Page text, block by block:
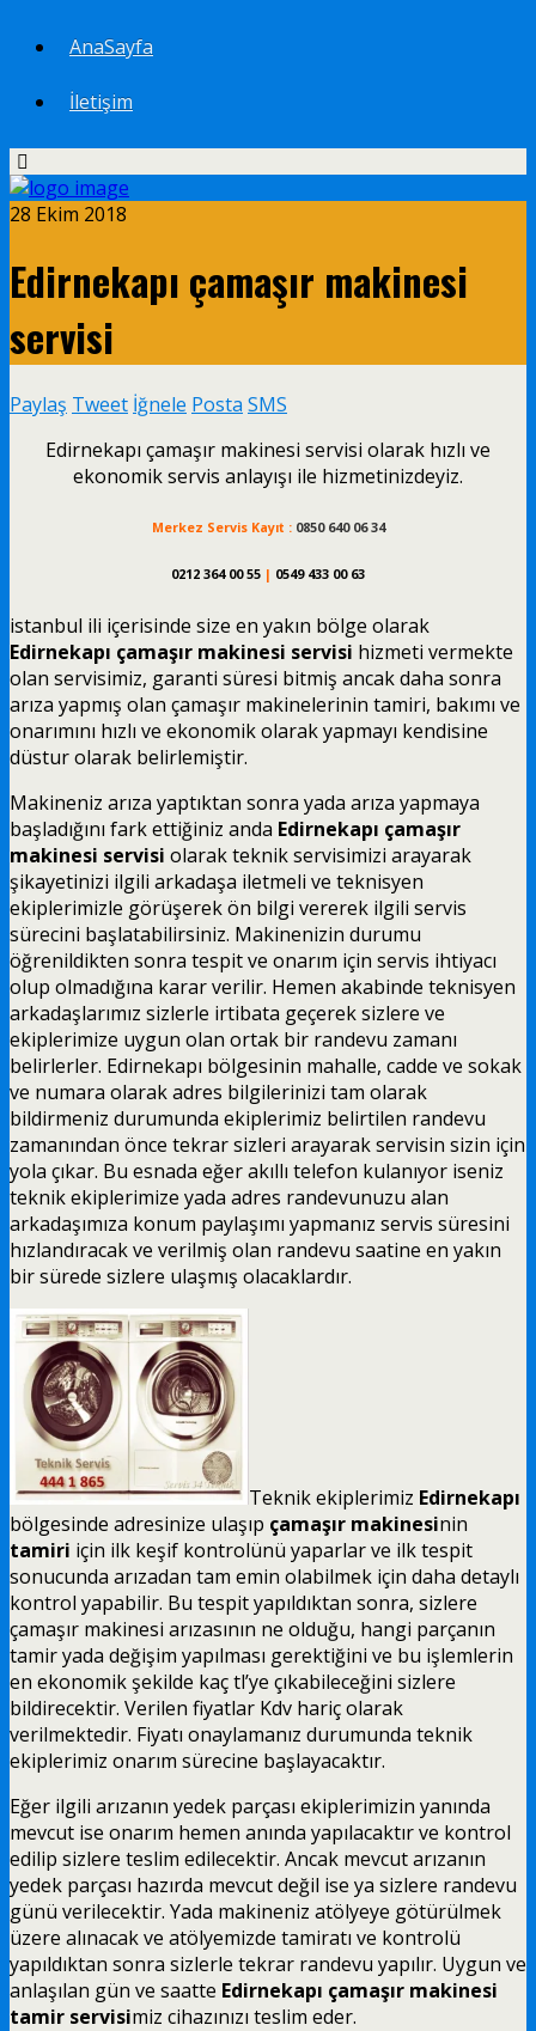
AnaSayfa
İletişim
28 Ekim 2018
Edirnekapı çamaşır makinesi
servisi
Paylaş Tweet İğnele Posta SMS
Edirnekapı çamaşır makinesi servisi olarak hızlı ve
ekonomik servis anlayışı ile hizmetinizdeyiz.
Merkez Servis Kayıt : 0850 640 06 34
0212 364 00 55 | 0549 433 00 63
istanbul ili içerisinde size en yakın bölge olarak
Edirnekapı çamaşır makinesi servisi hizmeti vermekte
olan servisimiz, garanti süresi bitmiş ancak daha sonra
arıza yapmış olan çamaşır makinelerinin tamiri, bakımı ve
onarımını hızlı ve ekonomik olarak yapmayı kendisine
düstur olarak belirlemiştir.
Makineniz arıza yaptıktan sonra yada arıza yapmaya
başladığını fark ettiğiniz anda Edirnekapı çamaşır
makinesi servisi olarak teknik servisimizi arayarak
şikayetinizi ilgili arkadaşa iletmeli ve teknisyen
ekiplerimizle görüşerek ön bilgi vererek ilgili servis
sürecini başlatabilirsiniz. Makinenizin durumu
öğrenildikten sonra tespit ve onarım için servis ihtiyacı
olup olmadığına karar verilir. Hemen akabinde teknisyen
arkadaşlarımız sizlerle irtibata geçerek sizlere ve
ekiplerimize uygun olan ortak bir randevu zamanı
belirlerler. Edirnekapı bölgesinin mahalle, cadde ve sokak
ve numara olarak adres bilgilerinizi tam olarak
bildirmeniz durumunda ekiplerimiz belirtilen randevu
zamanından önce tekrar sizleri arayarak servisin sizin için
yola çıkar. Bu esnada eğer akıllı telefon kulanıyor iseniz
teknik ekiplerimize yada adres randevunuzu alan
arkadaşımıza konum paylaşımı yapmanız servis süresini
hızlandıracak ve verilmiş olan randevu saatine en yakın
bir sürede sizlere ulaşmış olacaklardır.
Teknik ekiplerimiz Edirnekapı
bölgesinde adresinize ulaşıp çamaşır makinesinin
tamiri için ilk keşif kontrolünü yaparlar ve ilk tespit
sonucunda arızadan tam emin olabilmek için daha detaylı
kontrol yapabilir. Bu tespit yapıldıktan sonra, sizlere
çamaşır makinesi arızasının ne olduğu, hangi parçanın
tamir yada değişim yapılması gerektiğini ve bu işlemlerin
en ekonomik şekilde kaç tl’ye çıkabileceğini sizlere
bildirecektir. Verilen fiyatlar Kdv hariç olarak
verilmektedir. Fiyatı onaylamanız durumunda teknik
ekiplerimiz onarım sürecine başlayacaktır.
Eğer ilgili arızanın yedek parçası ekiplerimizin yanında
mevcut ise onarım hemen anında yapılacaktır ve kontrol
edilip sizlere teslim edilecektir. Ancak mevcut arızanın
yedek parçası hazırda mevcut değil ise ya sizlere randevu
günü verilecektir. Yada makineniz atölyeye götürülmek
üzere alınacak ve atölyemizde tamiratı ve kontrolü
yapıldıktan sonra sizlerle tekrar randevu yapılır. Uygun ve
anlaşılan gün ve saatte Edirnekapı çamaşır makinesi
tamir servisimiz cihazınızı teslim eder.